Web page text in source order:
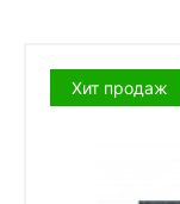
Хит продаж